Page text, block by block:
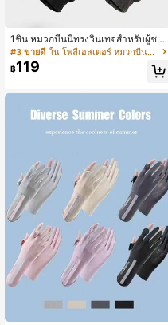
1ชิ้น หมวกบีนนี่ทรงวินเทจสำหรับผู้ชาย
สไตล์เซอร์, หมวกสวมใส่สบายลำลองสไ
ตล์สตรีท, เหมาะสำหรับศีรษะเล็ก ชุดฤดู
ใบไม้ร่วง
#3 ขายดี ใน โพลีเอสเตอร์ หมวกบีนนี่สำหรับผู้ชาย
฿119